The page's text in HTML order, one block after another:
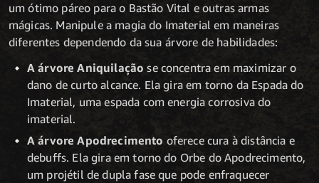
um ótimo páreo para o Bastão Vital e outras armas
mágicas. Manipule a magia do Imaterial em maneiras
diferentes dependendo da sua árvore de habilidades:
A árvore Aniquilaçãose concentra em maximizar o
dano de curto alcance. Ela gira em torno da Espada do
Imaterial, uma espada com energia corrosiva do
imaterial.
A árvore Apodrecimento oferece cura à distância e
debuffs. Ela gira em torno do Orbe do Apodrecimento,
um projétil de dupla fase que pode enfraquecer